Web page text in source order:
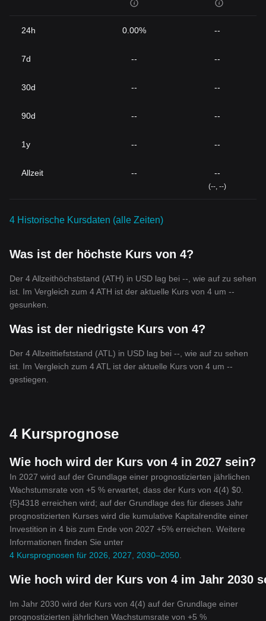
24h 0.00% --
7d -- --
30d -- --
90d -- --
1y -- --
Allzeit -- --
(--, --)
4 Historische Kursdaten (alle Zeiten)
Was ist der höchste Kurs von 4?
Der 4 Allzeithöchststand (ATH) in USD lag bei --, wie auf zu sehen
ist. Im Vergleich zum 4 ATH ist der aktuelle Kurs von 4 um --
gesunken.
Was ist der niedrigste Kurs von 4?
Der 4 Allzeittiefststand (ATL) in USD lag bei --, wie auf zu sehen
ist. Im Vergleich zum 4 ATL ist der aktuelle Kurs von 4 um --
gestiegen.
4 Kursprognose
Wie hoch wird der Kurs von 4 in 2027 sein?
In 2027 wird auf der Grundlage einer prognostizierten jährlichen
Wachstumsrate von +5 % erwartet, dass der Kurs von 4(4) $0.
{5}4318 erreichen wird; auf der Grundlage des für dieses Jahr
prognostizierten Kurses wird die kumulative Kapitalrendite einer
Investition in 4 bis zum Ende von 2027 +5% erreichen. Weitere
Informationen finden Sie unter
4 Kursprognosen für 2026, 2027, 2030–2050
Wie hoch wird der Kurs von 4 im Jahr 2030
Im Jahr 2030 wird der Kurs von 4(4) auf der Grundlage einer
prognostizierten jährlichen Wachstumsrate von +5 %